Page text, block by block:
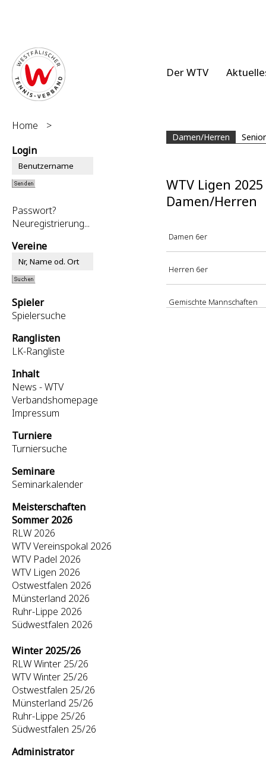
Der WTV
Damen/Herren
Home
>
Login
Passwort?
Neuregistrierung...
Vereine
Spieler
Spielersuche
Ranglisten
LK-Rangliste
Inhalt
News - WTV
Verbandshomepage
Impressum
Turniere
Turniersuche
Seminare
Seminarkalender
Meisterschaften
Sommer 2026
RLW 2026
WTV Vereinspokal 2026
WTV Padel 2026
WTV Ligen 2026
Ostwestfalen 2026
Münsterland 2026
Ruhr-Lippe 2026
Südwestfalen 2026
Winter 2025/26
RLW Winter 25/26
WTV Winter 25/26
Ostwestfalen 25/26
Münsterland 25/26
Ruhr-Lippe 25/26
Südwestfalen 25/26
Administrator
WTV Ligen 2025
Damen/Herren
Damen 6er
Herren 6er
Gemischte Mannschaften